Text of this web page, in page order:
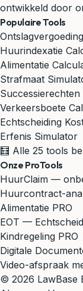
ontwikkeld door
Populaire Tools
Huurindexatie
Alimentatie
Strafmaat
Verkeersboete
Echtscheiding
Erfenis Simulator
🧮 Alle 25 tools
Onze ProTools
HuurClaim —
Huurcontract-
Alimentatie PRO
EOT —
Kindregeling PRO
Digitale
Video-afspraak
© 2026 LawBase